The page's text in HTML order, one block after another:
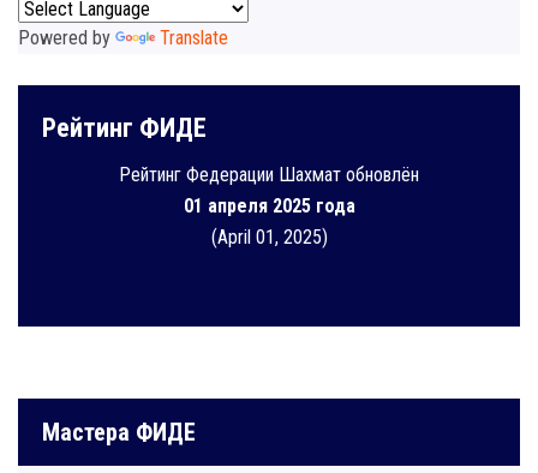
Powered by Translate
Рейтинг ФИДЕ
Рейтинг Федерации Шахмат обновлён
01 апреля 2025 года
(April 01, 2025)
Мастера ФИДЕ